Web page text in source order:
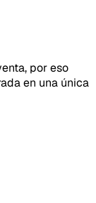
por eso
en una única